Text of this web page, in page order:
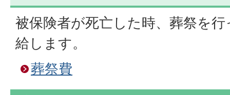
被保険者が死亡した時、葬祭を
給します。
葬祭費